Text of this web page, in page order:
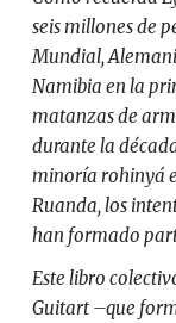
seis millones de
Mundial,
Namibia en la
matanzas de
durante la
minoría rohinyá
Ruanda, los
han formado
Este libro
Guitart –que